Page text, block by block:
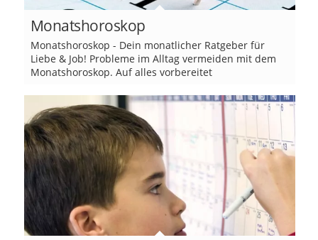
Monatshoroskop
Monatshoroskop - Dein monatlicher Ratgeber für
Liebe & Job! Probleme im Alltag vermeiden mit dem
Monatshoroskop. Auf alles vorbereitet